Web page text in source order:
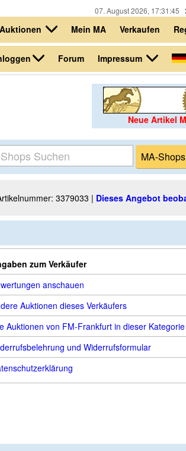
07. August 2026, 17:31:45
Mein MA Verkaufen
Forum Impressum
Neue Artikel
3379033 | Dieses Angebot
zum Verkäufer
anschauen
Auktionen dieses Verkäufers
Auktionen von FM-Frankfurt in dieser Kategorie
und Widerrufsformular